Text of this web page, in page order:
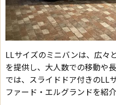
LLサイズのミニバンは、広々
を提供し、大人数での移動や
では、スライドドア付きのLL
ファード・エルグランドを紹介